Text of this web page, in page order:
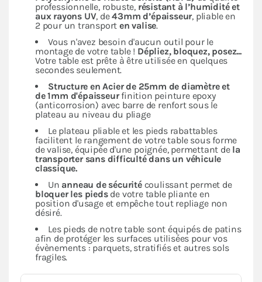
professionnelle, robuste, résistant à l’humidité et
aux rayons UV, de43mm d’épaisseur, pliable en
2 pour un transporten valise.
Vous n'avez besoin d'aucun outil pour le
montage de votre table ! Dépliez, bloquez, posez...
Votre table est prête à être utilisée en quelques
secondes seulement.
Structure en Acier de 25mm de diamètre et
de 1mm d'épaisseurfinition peinture epoxy
(anticorrosion) avec barre de renfort sous le
plateau au niveau du pliage
Le plateau pliable et les pieds rabattables
facilitent le rangement de votre table sous forme
de valise, équipée d'une poignée, permettant dela
transporter sans difficulté dans un véhicule
classique.
Un anneau de sécuritécoulissant permet de
bloquer les piedsde votre table pliante en
position d'usage et empêche tout repliage non
désiré.
Les pieds de notre table sont équipés de patins
afin de protéger les surfaces utilisées pour vos
évènements : parquets, stratifiés et autres sols
fragiles.